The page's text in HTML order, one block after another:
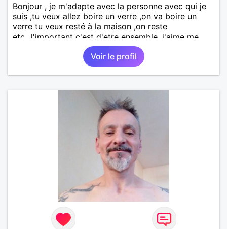
Bonjour , je m'adapte avec la personne avec qui je
suis ,tu veux allez boire un verre ,on va boire un
verre tu veux resté à la maison ,on reste
etc...l'important c'est d'etre ensemble .j'aime me
balader , faire du sport , regarder des film , aller au
théatre etc et j'aime par dessus tous rire
Voir le profil